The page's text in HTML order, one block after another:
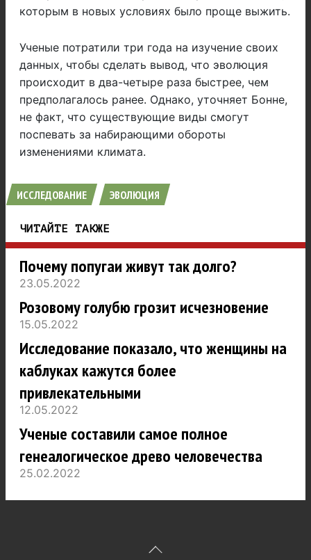
которым в новых условиях было проще выжить.
Ученые потратили три года на изучение своих
данных, чтобы сделать вывод, что эволюция
происходит в два-четыре раза быстрее, чем
предполагалось ранее. Однако, уточняет Бонне,
не факт, что существующие виды смогут
поспевать за набирающими обороты
изменениями климата.
ИССЛЕДОВАНИЕ ЭВОЛЮЦИЯ
ЧИТАЙТЕ ТАКЖЕ
Почему попугаи живут так долго?
23.05.2022
Розовому голубю грозит исчезновение
15.05.2022
Исследование показало, что женщины на
каблуках кажутся более
привлекательными
12.05.2022
Ученые составили самое полное
генеалогическое древо человечества
25.02.2022